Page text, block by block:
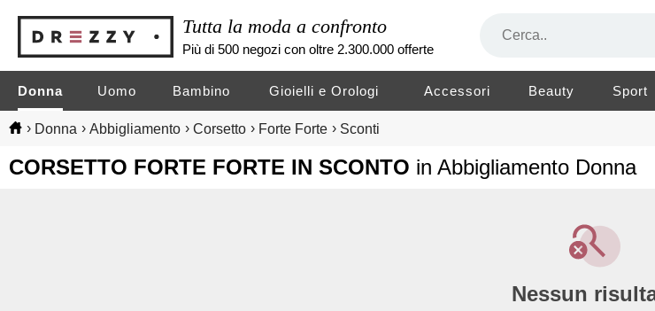
Tutta la moda a confronto
Più di 500 negozi con oltre 2.300.000 offerte
Donna Uomo Bambino Gioielli e Orologi Accessori Beauty Sport
› Donna › Abbigliamento › Corsetto › Forte Forte › Sconti
CORSETTO FORTE FORTE IN SCONTO in Abbigliamento Donna
Nessun